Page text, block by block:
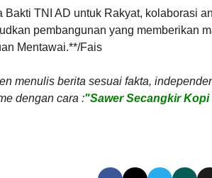
Bakti TNI AD untuk Rakyat, kolaborasi
pembangunan yang memberikan
Mentawai.**/Fais
menulis berita sesuai fakta,
dengan cara :"Sawer Secangkir